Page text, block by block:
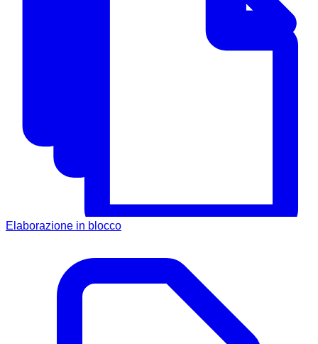
Elaborazione in blocco